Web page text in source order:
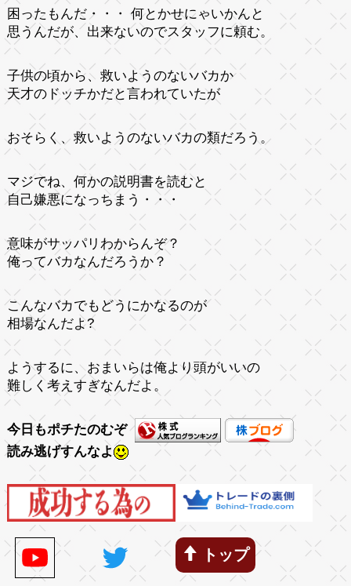
困ったもんだ・・・ 何とかせにゃいかんと
思うんだが、出来ないのでスタッフに頼む。
子供の頃から、救いようのないバカか
天才のドッチかだと言われていたが
おそらく、救いようのないバカの類だろう。
マジでね、何かの説明書を読むと
自己嫌悪になっちまう・・・
意味がサッパリわからんぞ？
俺ってバカなんだろうか？
こんなバカでもどうにかなるのが
相場なんだよ?
ようするに、おまいらは俺より頭がいいの
難しく考えすぎなんだよ。
今日もポチたのむぞ
読み逃げすんなよ
トップ